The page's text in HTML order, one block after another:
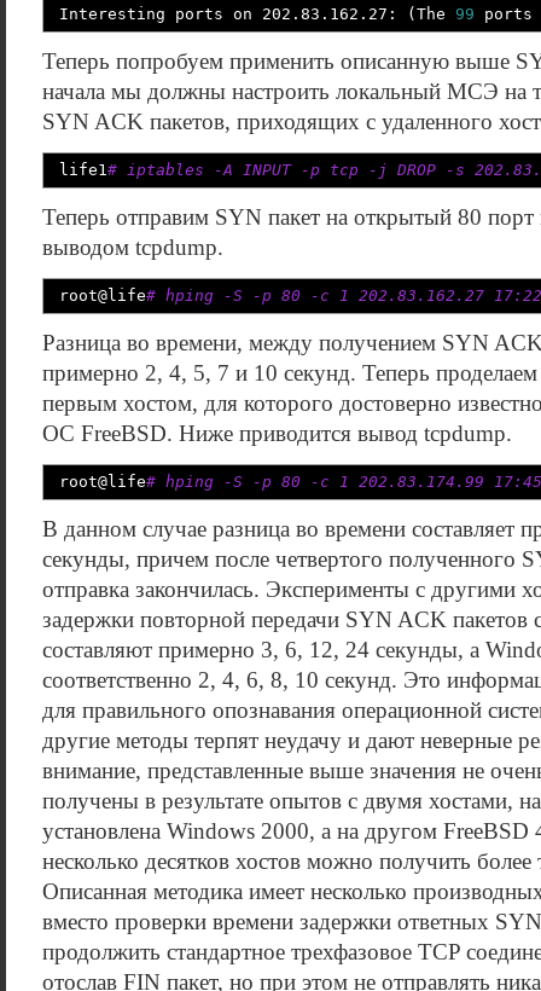
Interesting ports on 202.83.162.27: ( The 99 ports
Теперь попробуем применить описанную выше
начала мы должны настроить локальный МСЭ на
SYN ACK пакетов, приходящих с удаленного
life1# iptables -A INPUT -p tcp -j DROP -s
Теперь отправим SYN пакет на открытый 80 порт
выводом tcpdump.
root@life# hping -S -p 80 -c 1 202.83.162.27
Разница во времени, между получением SYN ACK
примерно 2, 4, 5, 7 и 10 секунд. Теперь проделаем
первым хостом, для которого достоверно
ОС FreeBSD. Ниже приводится вывод tcpdump.
root@life# hping -S -p 80 -c 1 202.83.174.99
В данном случае разница во времени составляет
секунды, причем после четвертого полученного
отправка закончилась. Эксперименты с другими
задержки повторной передачи SYN ACK пакетов
составляют примерно 3, 6, 12, 24 секунды, а
соответственно 2, 4, 6, 8, 10 секунд. Это
для правильного опознавания операционной
другие методы терпят неудачу и дают неверные
внимание, представленные выше значения не
получены в результате опытов с двумя хостами,
установлена Windows 2000, а на другом FreeBSD
несколько десятков хостов можно получить
Описанная методика имеет несколько
вместо проверки времени задержки ответных
продолжить стандартное трехфазовое TCP
отослав FIN пакет, но при этом не отправлять